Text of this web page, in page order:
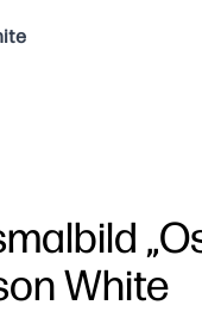
White